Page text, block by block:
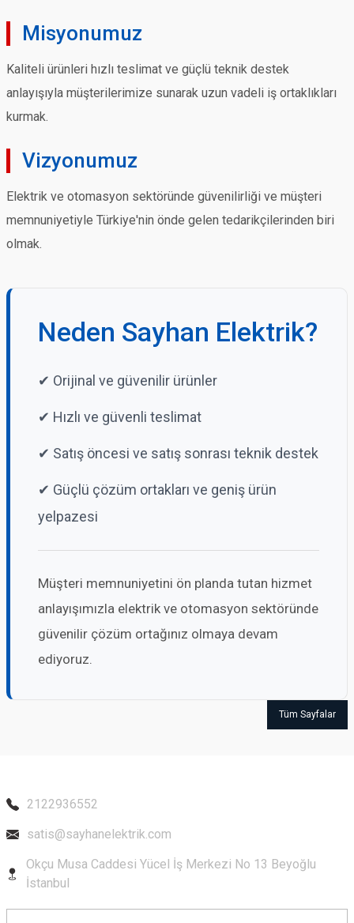
Misyonumuz
Kaliteli ürünleri hızlı teslimat ve güçlü teknik destek
anlayışıyla müşterilerimize sunarak uzun vadeli iş ortaklıkları
kurmak.
Vizyonumuz
Elektrik ve otomasyon sektöründe güvenilirliği ve müşteri
memnuniyetiyle Türkiye'nin önde gelen tedarikçilerinden biri
olmak.
Neden Sayhan Elektrik?
✔ Orijinal ve güvenilir ürünler
✔ Hızlı ve güvenli teslimat
✔ Satış öncesi ve satış sonrası teknik destek
✔ Güçlü çözüm ortakları ve geniş ürün
yelpazesi
Müşteri memnuniyetini ön planda tutan hizmet
anlayışımızla elektrik ve otomasyon sektöründe
güvenilir çözüm ortağınız olmaya devam
ediyoruz.
Tüm Sayfalar
2122936552
satis@sayhanelektrik.com
Okçu Musa Caddesi Yücel İş Merkezi No 13 Beyoğlu
İstanbul